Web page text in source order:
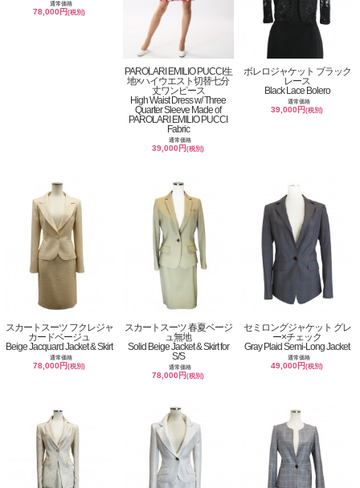
通常価格
78,000円(税別)
PAROLARI EMILIO PUCCI生
地×ハイウエスト切替七分
丈ワンピース
High Waist Dress w/ Three
Quarter Sleeve Made of
PAROLARI EMILIO PUCCI
Fabric
通常価格
39,000円(税別)
ボレロジャケット ブラック
レース
Black Lace Bolero
通常価格
39,000円(税別)
スカートスーツ フクレジャ
カードベージュ
Beige Jacquard Jacket & Skirt
通常価格
78,000円(税別)
スカートスーツ 春夏ベージ
ュ無地
Solid Beige Jacket & Skirt for
S/S
通常価格
78,000円(税別)
セミロングジャケット グレ
ー×チェック
Gray Plaid Semi-Long Jacket
通常価格
49,000円(税別)